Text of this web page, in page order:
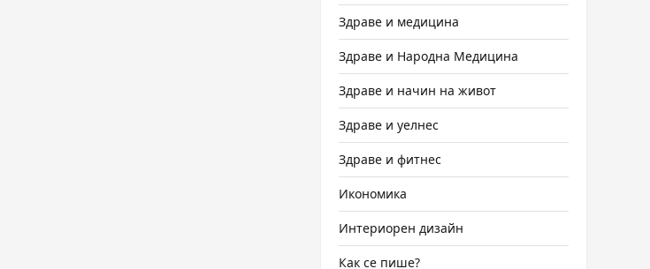
Здраве и медицина
Здраве и Народна Медицина
Здраве и начин на живот
Здраве и уелнес
Здраве и фитнес
Икономика
Интериорен дизайн
Как се пише?